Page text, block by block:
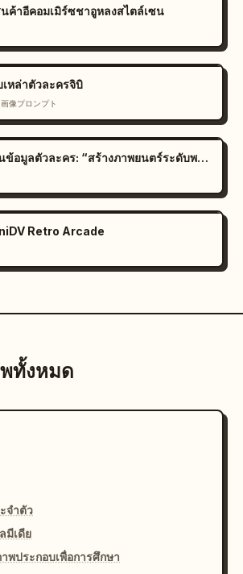
ค้าอีคอมเมิร์ซชาอูหลงสไตล์เซน
หล่าตัวละครจิบิ
像プロンプト
พร้อมท์สำหรับแผ่นข้อมูลตัวละคร: “สร้างภาพยนตร์ระดับพรีเมียม
Retro Arcade
ทั้งหมด
จำตัว
มีเดีย
พประกอบเพื่อการศึกษา